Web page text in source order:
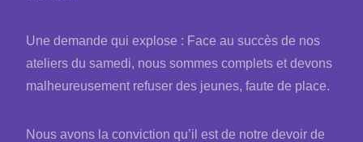
Une demande qui explose : Face au succès de nos
ateliers du samedi, nous sommes complets et devons
malheureusement refuser des jeunes, faute de place.
Nous avons la conviction qu’il est de notre devoir de